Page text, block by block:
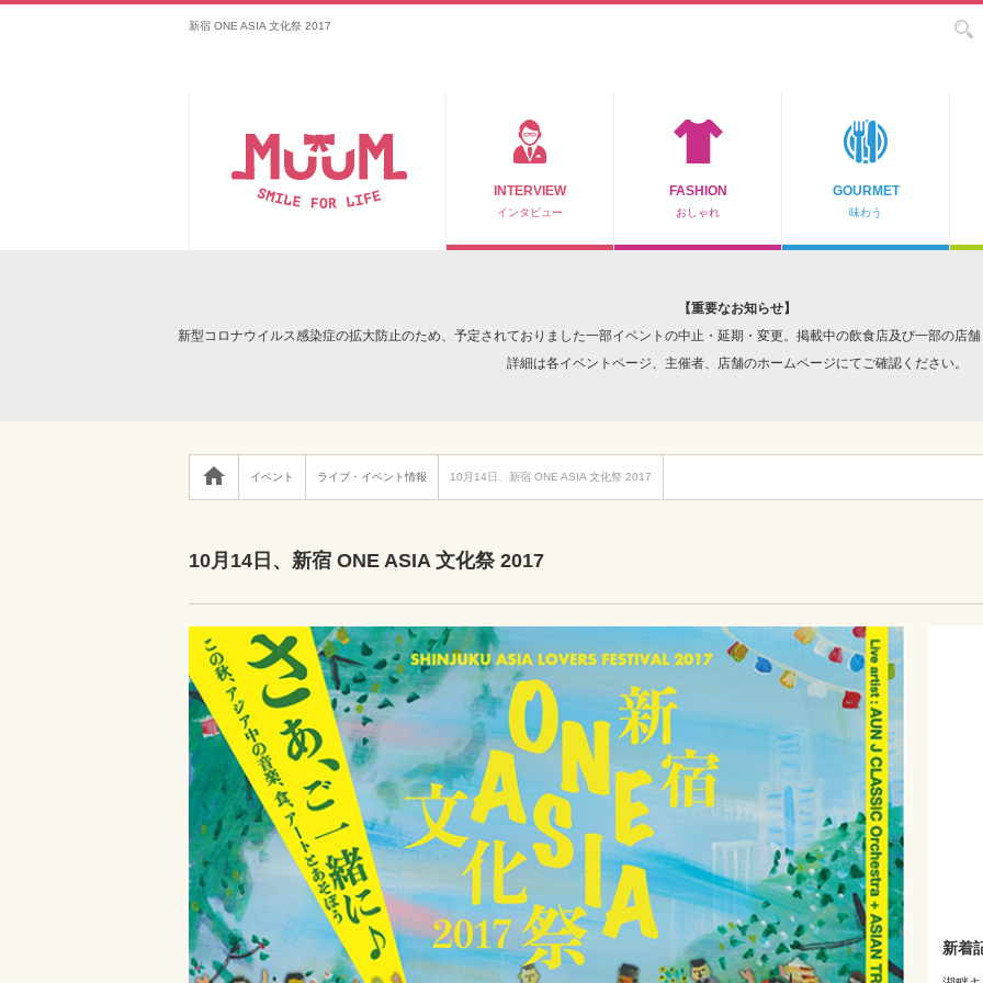
新宿 ONE ASIA 文化祭 2017
INTERVIEW
インタビュー
FASHION
おしゃれ
GOURMET
味わう
【重要なお知らせ】
新型コロナウイルス感染症の拡大防止のため、予定されておりました一部イベントの中止・延期・変更。掲載中の飲食店及び一部の店
詳細は各イベントページ、主催者、店舗のホームページにてご確認ください。
 イベント ライブ・イベント情報 10月14日、新宿 ONE ASIA 文化祭 2017
10月14日、新宿 ONE ASIA 文化祭 2017
新着